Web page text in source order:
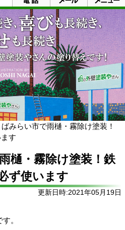
みらい市で雨樋・霧除け塗装！
す
樋・霧除け塗装！鉄
ず使います
更新日時:2021年05月19日
。